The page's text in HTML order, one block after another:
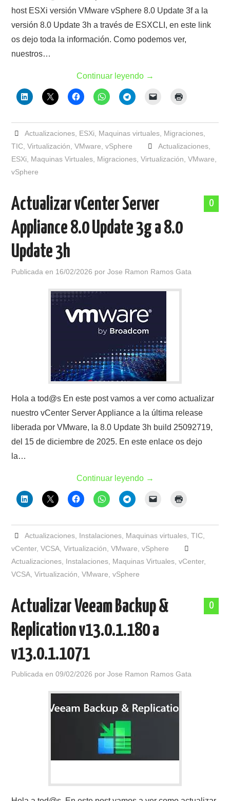
host ESXi versión VMware vSphere 8.0 Update 3f a la
versión 8.0 Update 3h a través de ESXCLI, en este link
os dejo toda la información. Como podemos ver,
nuestros…
Continuar leyendo →
Actualizaciones, ESXi Maquinas virtuales, Migraciones,
TIC ,Virtualización ,VMware ,vSphere Actualizaciones,
ESXi
Maquinas Virtuales Migraciones ,Virtualización ,VMware
vSphere
0
Actualizar vCenter Server
Appliance 8.0 Update 3g a 8.0
Update 3h
Publicada en 16/02/2026 porJose Ramon Ramos Gata
Hola a tod@s En este post vamos a ver como actualizar
nuestro vCenter Server Appliance a la última release
liberada por VMware, la 8.0 Update 3h build 25092719,
del 15 de diciembre de 2025. En este enlace os dejo
la…
Continuar leyendo →
Actualizaciones, Instalaciones, Maquinas virtuales, TIC,
vCenter,VCSA ,Virtualización ,VMware ,vSphere
Actualizaciones Instalaciones Maquinas Virtuales ,vCenter,
VCSA ,Virtualización ,VMware ,vSphere
0
Actualizar Veeam Backup &
Replication v13.0.1.180 a
v13.0.1.1071
Publicada en09/02/2026 porJose Ramon Ramos Gata